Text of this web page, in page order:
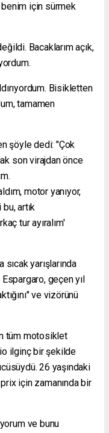
için sürmek
Bacaklarım açık,
Bisikletten
tamamen
şöyle dedi: "Çok
son virajdan önce
motor yanıyor,
artık
tur ayıralım'
yarışlarında
geçen yıl
ve vizörünü
tüm motosiklet
ilginç bir şekilde
26 yaşındaki
için zamanında bir
ve bunu